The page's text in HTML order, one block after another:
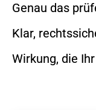
Genau das
Klar,
Wirkung, die